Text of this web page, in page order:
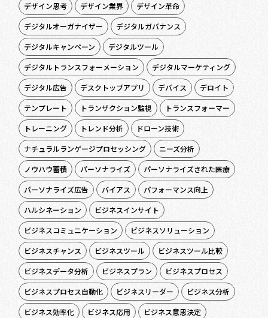
デザイン思考
デザイン業界
デザイン革命
デジタルオーガナイザー
デジタルガバナンス
デジタルキャンペーン
デジタルツール
デジタルトランスフォーメーション
デジタルマーケティング
デジタル広告
デスクトップアプリ デバイス
デロイト
テンプレート
トランザクション監視
トランスフォーマー
トレーニング
トレンド分析
ドローン技術
ナチュラルランゲージプロセッシング
ニーズ分析
ノウハウ蓄積
パーソナライズ
パーソナライズされた医療
パーソナライズ広告
バイアス
パフォーマンス向上
ハルシネーション
ビジネスインサイト
ビジネスコミュニケーション
ビジネスソリューション
ビジネスチャンス
ビジネスツール
ビジネスツール比較
ビジネスデータ分析
ビジネスプラン
ビジネスプロセス
ビジネスプロセス自動化
ビジネスリーダー
ビジネス分析
ビジネス効率化
ビジネス応用
ビジネス意思決定